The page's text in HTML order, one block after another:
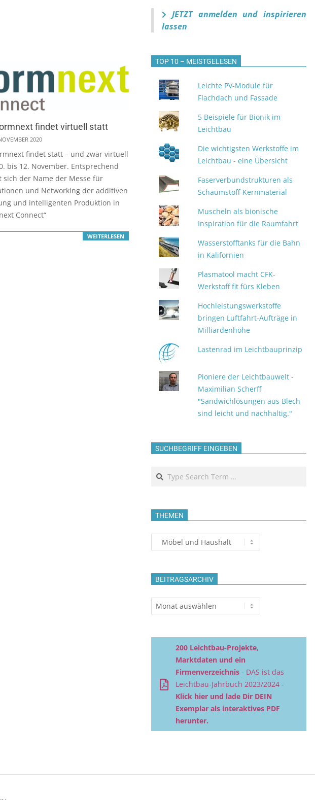
findet virtuell statt
2020
findet statt – und zwar virtuell
bis 12. November. Entsprechend
sich der Name der Messe für
und Networking der additiven
und intelligenten Produktion in
Connect“
WEITERLESEN
JETZT anmelden und inspirieren
lassen
TOP 10 – MEISTGELESEN
Leichte PV‑Module für
Flachdach und Fassade
5 Beispiele für Bionik im
Leichtbau
Die wichtigsten Werkstoffe im
Leichtbau - eine Übersicht
Faserverbundstrukturen als
Schaumstoff-Kernmaterial
Muscheln als bionische
Inspiration für die Raumfahrt
Wasserstofftanks für die Bahn
in Kalifornien
Plasmatool macht CFK-
Werkstoff fit fürs Kleben
Hochleistungswerkstoffe
bringen Luftfahrt-Aufträge in
Milliardenhöhe
Lastenrad im Leichtbauprinzip
Pioniere der Leichtbauwelt -
Maximilian Scherff
"Sandwichlösungen aus Blech
sind leicht und nachhaltig."
SUCHBEGRIFF EINGEBEN
Search
THEMEN
Themen
BEITRAGSARCHIV
Beitragsarchiv
200 Leichtbau-Projekte,
Marktdaten und ein
Firmenverzeichnis - DAS ist das
Leichtbau-Jahrbuch 2023/2024 -
Klick hier und lade Dir DEIN
Exemplar als interaktives PDF
herunter.